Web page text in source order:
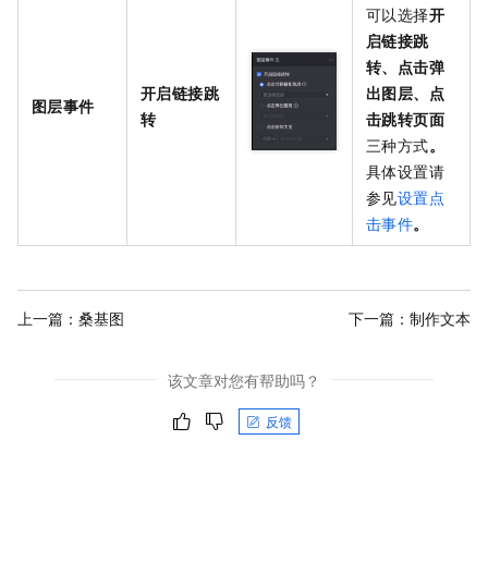
图层事件
开启链接跳
转
可以选择开
启链接跳
转、点击弹
出图层、点
击跳转页面
三种方式。
具体设置请
参见设置点
击事件。
上一篇： 桑基图 下一篇： 制作文本
该文章对您有帮助吗？
反馈